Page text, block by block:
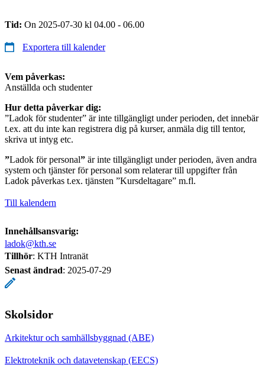
Tid: On 2025-07-30 kl 04.00 - 06.00
Exportera till kalender
Vem påverkas:
Anställda och studenter
Hur detta påverkar dig:
”Ladok för studenter” är inte tillgängligt under perioden, det innebär
t.ex. att du inte kan registrera dig på kurser, anmäla dig till tentor,
skriva ut intyg etc.
”Ladok för personal” är inte tillgängligt under perioden, även andra
system och tjänster för personal som relaterar till uppgifter från
Ladok påverkas t.ex. tjänsten ”Kursdeltagare” m.fl.
Till kalendern
Innehållsansvarig:
ladok@kth.se
Tillhör: KTH Intranät
Senast ändrad: 2025-07-29
Skolsidor
Arkitektur och samhällsbyggnad (ABE)
Elektroteknik och datavetenskap (EECS)